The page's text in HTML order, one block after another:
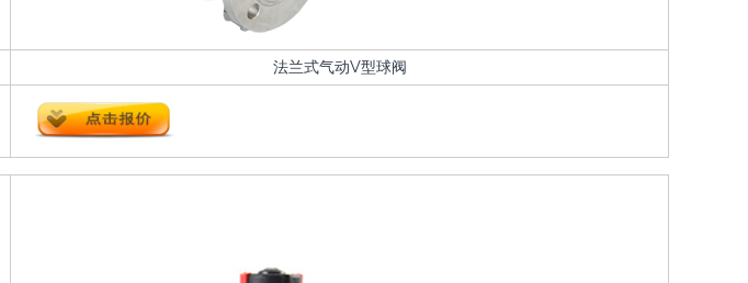
法兰式气动V型球阀